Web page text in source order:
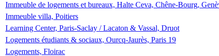
Immeuble de logements et bureaux, Halte Ceva, Chêne-Bourg,
Immeuble villa, Poitiers
Learning Center, Paris-Saclay / Lacaton & Vassal, Druot
Logements étudiants & sociaux, Ourcq-Jaurès, Paris 19
Logements, Floirac